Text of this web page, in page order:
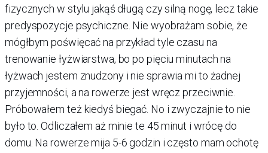
fizycznych w stylu jakąś długą czy silną nogę, lecz takie
predyspozycje psychiczne. Nie wyobrażam sobie, że
mógłbym poświęcać na przykład tyle czasu na
trenowanie łyżwiarstwa, bo po pięciu minutach na
łyżwach jestem znudzony i nie sprawia mi to żadnej
przyjemności, a na rowerze jest wręcz przeciwnie.
Próbowałem też kiedyś biegać. No i zwyczajnie to nie
było to. Odliczałem aż minie te 45 minut i wrócę do
domu. Na rowerze mija 5-6 godzin i często mam ochotę